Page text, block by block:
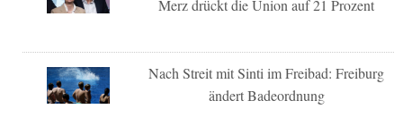
Merz drückt die Union auf 21 Prozent
Nach Streit mit Sinti im Freibad: Freiburg
ändert Badeordnung